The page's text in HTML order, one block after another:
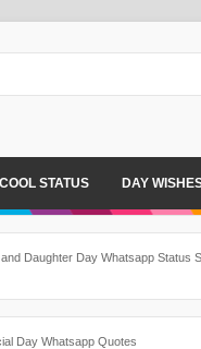
COOL STATUS DAY
Daughter Day Whatsapp Status
Day Whatsapp Quotes